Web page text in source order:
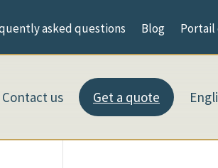
asked questions Blog
Contact us Get a quote